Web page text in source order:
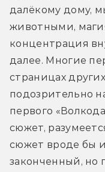
далёкому дому,
животными,
концентрация
далее. Многие
страницах
подозрительно
первого
сюжет,
сюжет вроде бы
законченный, но